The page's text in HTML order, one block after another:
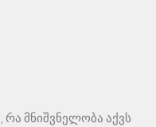
მნიშვნელობა აქვს